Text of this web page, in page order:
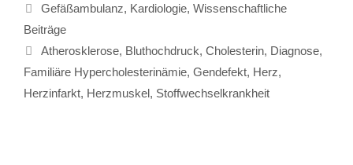
Gefäßambulanz, Kardiologie, Wissenschaftliche
Beiträge
Atherosklerose, Bluthochdruck, Cholesterin, Diagnose,
Familiäre Hypercholesterinämie, Gendefekt, Herz,
Herzinfarkt, Herzmuskel, Stoffwechselkrankheit